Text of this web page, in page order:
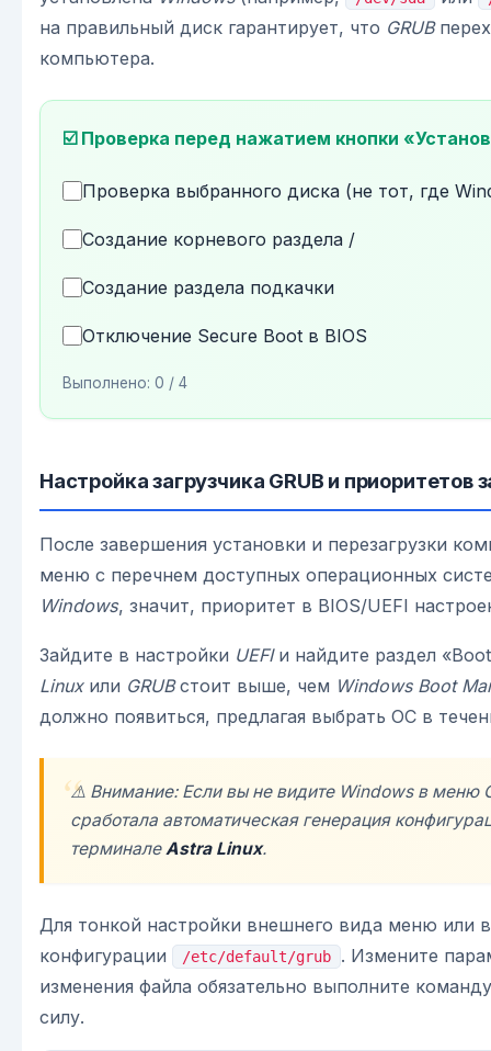
на правильный диск гарантирует, что GRUB
компьютера.
☑️ Проверка перед нажатием кнопки
Проверка выбранного диска (не тот, где
Создание корневого раздела /
Создание раздела подкачки
Отключение Secure Boot в BIOS
Выполнено: 0 / 4
Настройка загрузчика GRUB и приоритетов
После завершения установки и перезагрузки
меню с перечнем доступных операционных
Windows, значит, приоритет в BIOS/UEFI
Зайдите в настройки UEFIи найдите раздел
Linuxили GRUBстоит выше, чем Windows Boot
должно появиться, предлагая выбрать ОС в
⚠️ Внимание: Если вы не видите Windowsв меню
сработала автоматическая генерация
терминале Astra Linux.
Для тонкой настройки внешнего вида меню или
конфигурации
/etc/default/grub
. Измените
изменения файла обязательно выполните
силу.